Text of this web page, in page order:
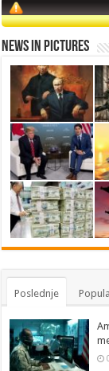
News in Pictures
Poslednje